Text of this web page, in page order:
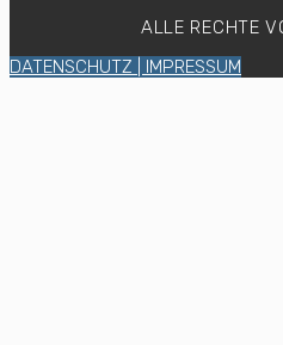
ALLE RECHTE
DATENSCHUTZ | IMPRESSUM